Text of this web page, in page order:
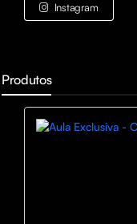
Instagram
Produtos